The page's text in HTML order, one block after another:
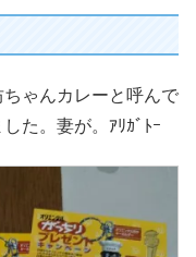
ゃんカレーと呼んで
た。妻が。ｱﾘｶﾞﾄｰ